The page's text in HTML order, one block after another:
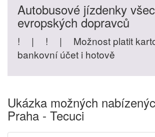
Autobusové jízdenky
evropských dopravců
! | ! |
Možnost platit
bankovní účet i hotově
Ukázka možných
Praha - Tecuci